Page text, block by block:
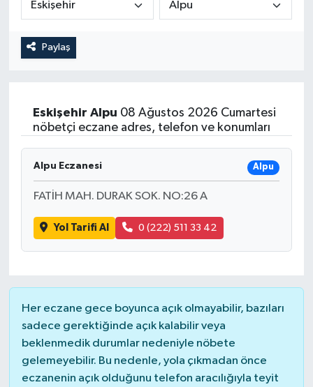
Paylaş
Eskişehir Alpu 08 Ağustos 2026 Cumartesi
nöbetçi eczane adres, telefon ve konumları
Alpu Eczanesi Alpu
FATİH MAH. DURAK SOK. NO:26 A
Yol Tarifi Al 0 (222) 511 33 42
Her eczane gece boyunca açık olmayabilir, bazıları
sadece gerektiğinde açık kalabilir veya
beklenmedik durumlar nedeniyle nöbete
gelemeyebilir. Bu nedenle, yola çıkmadan önce
eczanenin açık olduğunu telefon aracılığıyla teyit
Duyurular
Teknoloji
Akhisar Emlak
Ülke
Etiketler
Tarım-Gıda
Röportaj
Dünya
Yaşam
Kadın
Yerel Haber
Akhisar Emlak
Ülke